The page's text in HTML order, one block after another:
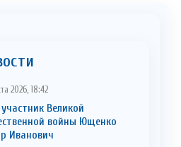
2026, 18:42
Великой
войны Ющенко
Иванович